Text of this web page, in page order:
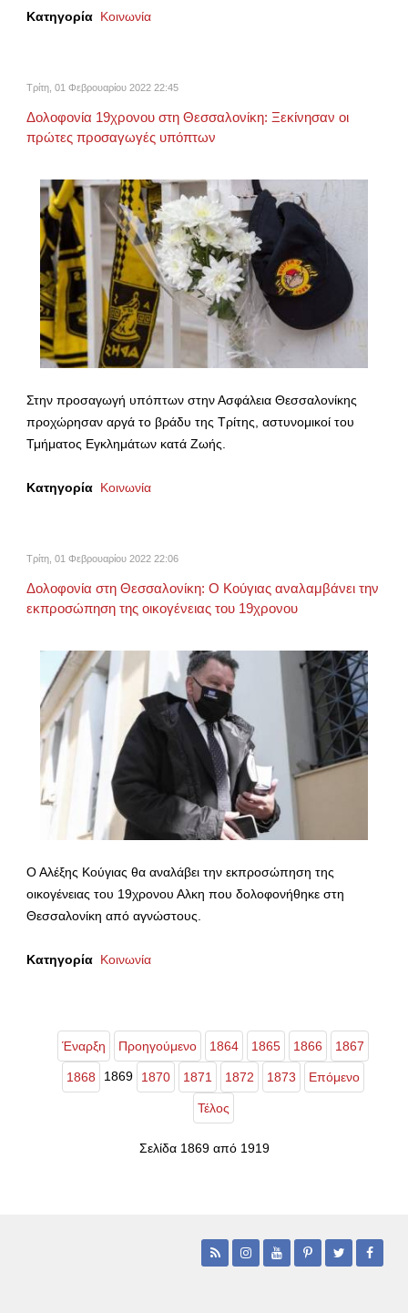
Κατηγορία Κοινωνία
Τρίτη, 01 Φεβρουαρίου 2022 22:45
Δολοφονία 19χρονου στη Θεσσαλονίκη: Ξεκίνησαν οι
πρώτες προσαγωγές υπόπτων
Στην προσαγωγή υπόπτων στην Ασφάλεια Θεσσαλονίκης
προχώρησαν αργά το βράδυ της Τρίτης, αστυνομικοί του
Τμήματος Εγκλημάτων κατά Ζωής.
Κατηγορία Κοινωνία
Τρίτη, 01 Φεβρουαρίου 2022 22:06
Δολοφονία στη Θεσσαλονίκη: Ο Κούγιας αναλαμβάνει την
εκπροσώπηση της οικογένειας του 19χρονου
Ο Αλέξης Κούγιας θα αναλάβει την εκπροσώπηση της
οικογένειας του 19χρονου Αλκη που δολοφονήθηκε στη
Θεσσαλονίκη από αγνώστους.
Κατηγορία Κοινωνία
Έναρξη Προηγούμενο 1864 1865 1866 1867
1868 1869 1870 1871 1872 1873 Επόμενο
Τέλος
Σελίδα 1869 από 1919